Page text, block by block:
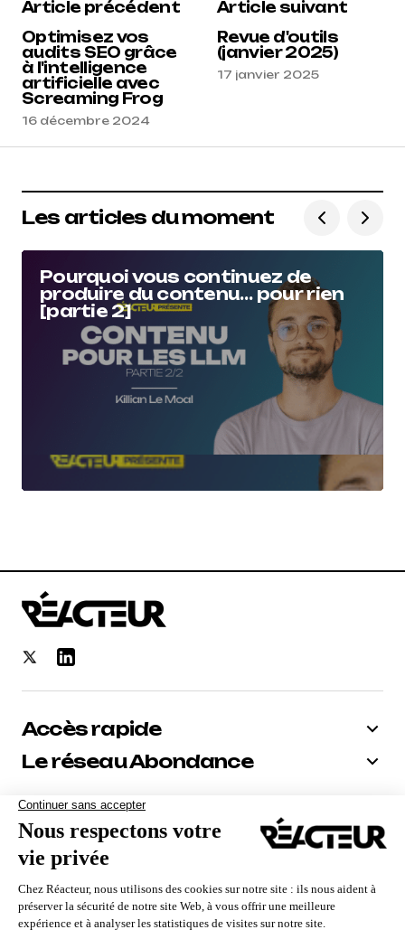
Article précédent
Optimisez vos
audits SEO grâce
à l'intelligence
artificielle avec
Screaming Frog
16 décembre 2024
Article suivant
Revue d'outils
(janvier 2025)
17 janvier 2025
Les articles du moment
Pourquoi vous continuez de
produire du contenu… pour rien
[partie 2]
Accès rapide
Le réseau Abondance
Bénéficiez de -10% sur tous nos
abonnements
Recevoir le code
Nous utilisons des cookies pour vous garantir la meilleure
expérience sur notre site. Si vous continuez à utiliser ce